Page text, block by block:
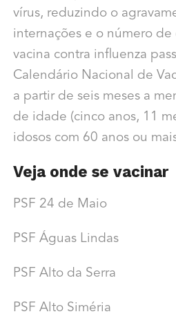
vírus, reduzindo o
internações e o número de
vacina contra influenza
Calendário Nacional de
a partir de seis meses a
de idade (cinco anos, 11
idosos com 60 anos ou
Veja onde se vacinar
PSF 24 de Maio
PSF Águas Lindas
PSF Alto da Serra
PSF Alto Siméria